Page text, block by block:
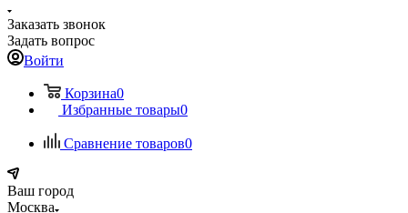
Заказать звонок
Задать вопрос
Войти
Корзина0
Избранные товары0
Сравнение товаров0
Ваш город
Москва